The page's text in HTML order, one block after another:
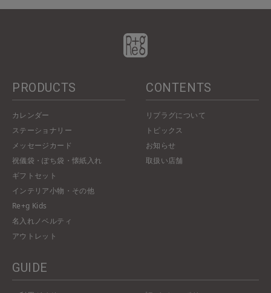
PRODUCTS
カレンダー
ステーショナリー
メッセージカード
祝儀袋・ぽち袋・懐紙入れ
ギフトセット
インテリア小物・その他
Re+g Kids
名入れノベルティ
アウトレット
CONTENTS
リプラグについて
トピックス
お知らせ
取扱い店舗
GUIDE